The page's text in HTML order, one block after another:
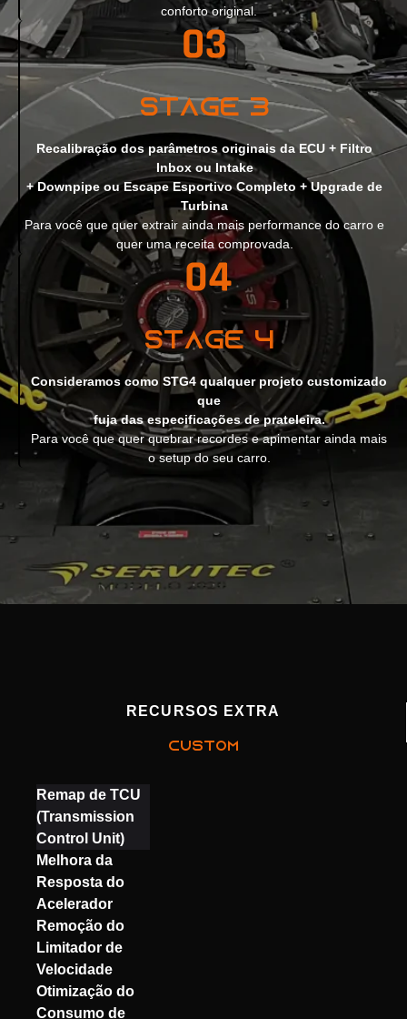
conforto original.
Stage 3
Recalibração dos parâmetros originais da ECU + Filtro
Inbox ou Intake
+ Downpipe ou Escape Esportivo Completo + Upgrade de
Turbina
Para você que quer extrair ainda mais performance do carro e
quer uma receita comprovada.
Stage 4
Consideramos como STG4 qualquer projeto customizado
que
fuja das especificações de prateleira.
Para você que quer quebrar recordes e apimentar ainda mais
o setup do seu carro.
RECURSOS EXTRA
CUSTOM
Remap de TCU
(Transmission
Control Unit)
Melhora da
Resposta do
Acelerador
Remoção do
Limitador de
Velocidade
Otimização do
Consumo de